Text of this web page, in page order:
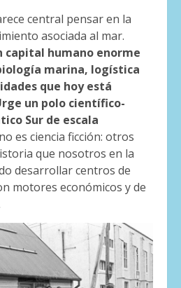
central pensar en la
asociada al mar.
humano enorme
marina, logística
que hoy está
un polo científico-
Sur de escala
es ciencia ficción: otros
que nosotros en la
desarrollar centros de
motores económicos y de